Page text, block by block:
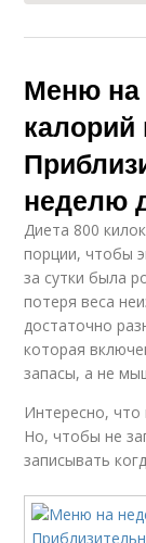
Меню на
калорий
неделю
Диета 800
порции, чтобы
за сутки была
потеря веса
достаточно
которая
запасы, а не
Интересно, что
Но, чтобы не
записывать